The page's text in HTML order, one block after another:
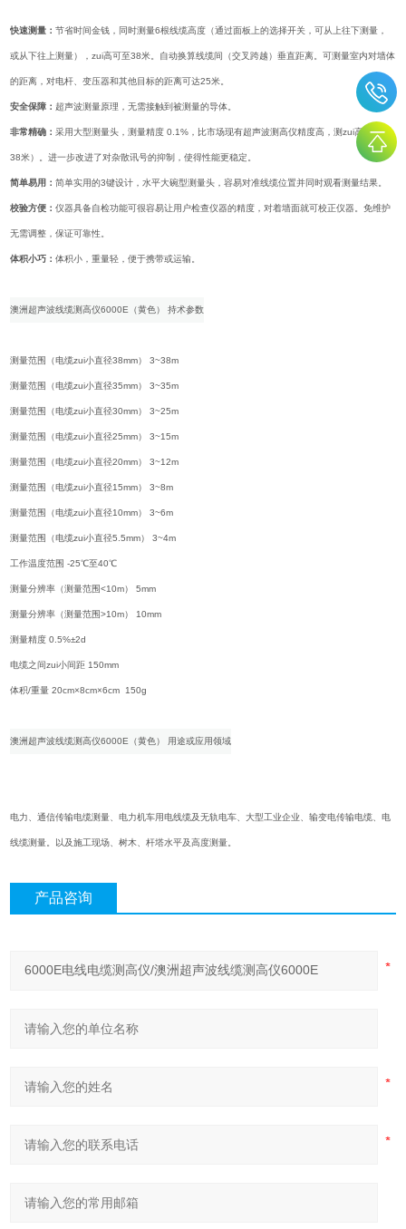
快速测量：节省时间金钱，同时测量6根线缆高度（通过面板上的选择开关，可从上往下测量，
或从下往上测量），zui高可至38米。自动换算线缆间（交叉跨越）垂直距离。可测量室内对墙体
的距离，对电杆、变压器和其他目标的距离可达25米。
安全保障： 超声波测量原理，无需接触到被测量的导体。
非常精确：采用大型测量头，测量精度 0.1%，比市场现有超声波测高仪精度高，测zui高（可达
38米）。进一步改进了对杂散讯号的抑制，使得性能更稳定。
简单易用：简单实用的3键设计，水平大碗型测量头，容易对准线缆位置并同时观看测量结果。
校验方便：仪器具备自检功能可很容易让用户检查仪器的精度，对着墙面就可校正仪器。免维护
无需调整，保证可靠性。
体积小巧：体积小，重量轻，便于携带或运输。
澳洲超声波线缆测高仪6000E（黄色） 持术参数
测量范围（电缆zui小直径38mm） 3~38m
测量范围（电缆zui小直径35mm） 3~35m
测量范围（电缆zui小直径30mm） 3~25m
测量范围（电缆zui小直径25mm） 3~15m
测量范围（电缆zui小直径20mm） 3~12m
测量范围（电缆zui小直径15mm） 3~8m
测量范围（电缆zui小直径10mm） 3~6m
测量范围（电缆zui小直径5.5mm） 3~4m
工作温度范围 -25℃至40℃
测量分辨率（测量范围<10m） 5mm
测量分辨率（测量范围>10m） 10mm
测量精度 0.5%±2d
电缆之间zui小间距 150mm
体积/重量 20cm×8cm×6cm 150g
澳洲超声波线缆测高仪6000E（黄色） 用途或应用领域
电力、通信传输电缆测量、电力机车用电线缆及无轨电车、大型工业企业、输变电传输电缆、电
线缆测量。以及施工现场、树木、杆塔水平及高度测量。
产品咨询